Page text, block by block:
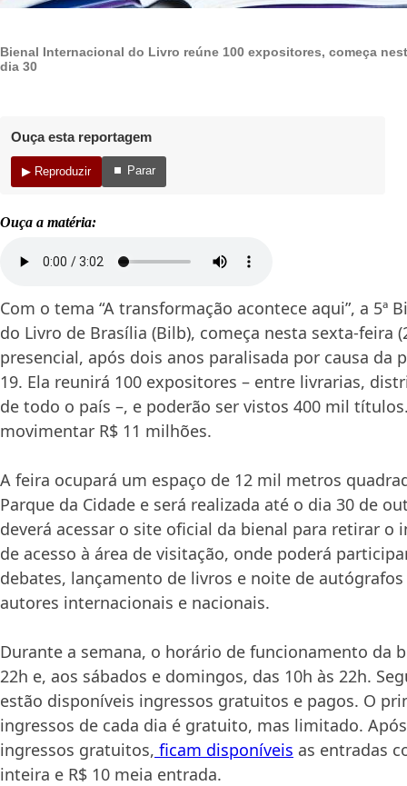
Bienal Internacional do Livro reúne 100 expositores, começa
dia 30
Ouça esta reportagem
▶ Reproduzir ⏹ Parar
Ouça a matéria:
Com o tema “A transformação acontece aqui”, a 5ª
do Livro de Brasília (Bilb), começa nesta sexta-feira
presencial, após dois anos paralisada por causa da
19. Ela reunirá 100 expositores – entre livrarias,
de todo o país –, e poderão ser vistos 400 mil
movimentar R$ 11 milhões.
A feira ocupará um espaço de 12 mil metros
Parque da Cidade e será realizada até o dia 30 de
deverá acessar o site oficial da bienal para retirar o
de acesso à área de visitação, onde poderá
debates, lançamento de livros e noite de
autores internacionais e nacionais.
Durante a semana, o horário de funcionamento da
22h e, aos sábados e domingos, das 10h às 22h.
estão disponíveis ingressos gratuitos e pagos. O
ingressos de cada dia é gratuito, mas limitado.
ingressos gratuitos, ficam disponíveis as entradas
inteira e R$ 10 meia entrada.